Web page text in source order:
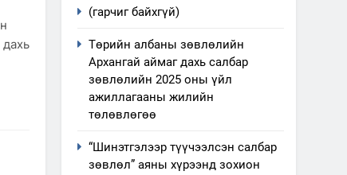
(гарчиг байхгүй)
Төрийн албаны зөвлөлийн
Архангай аймаг дахь салбар
зөвлөлийн 2025 оны үйл
ажиллагааны жилийн
төлөвлөгөө
“Шинэтгэлээр түүчээлсэн салбар
зөвлөл” аяны хүрээнд зохион